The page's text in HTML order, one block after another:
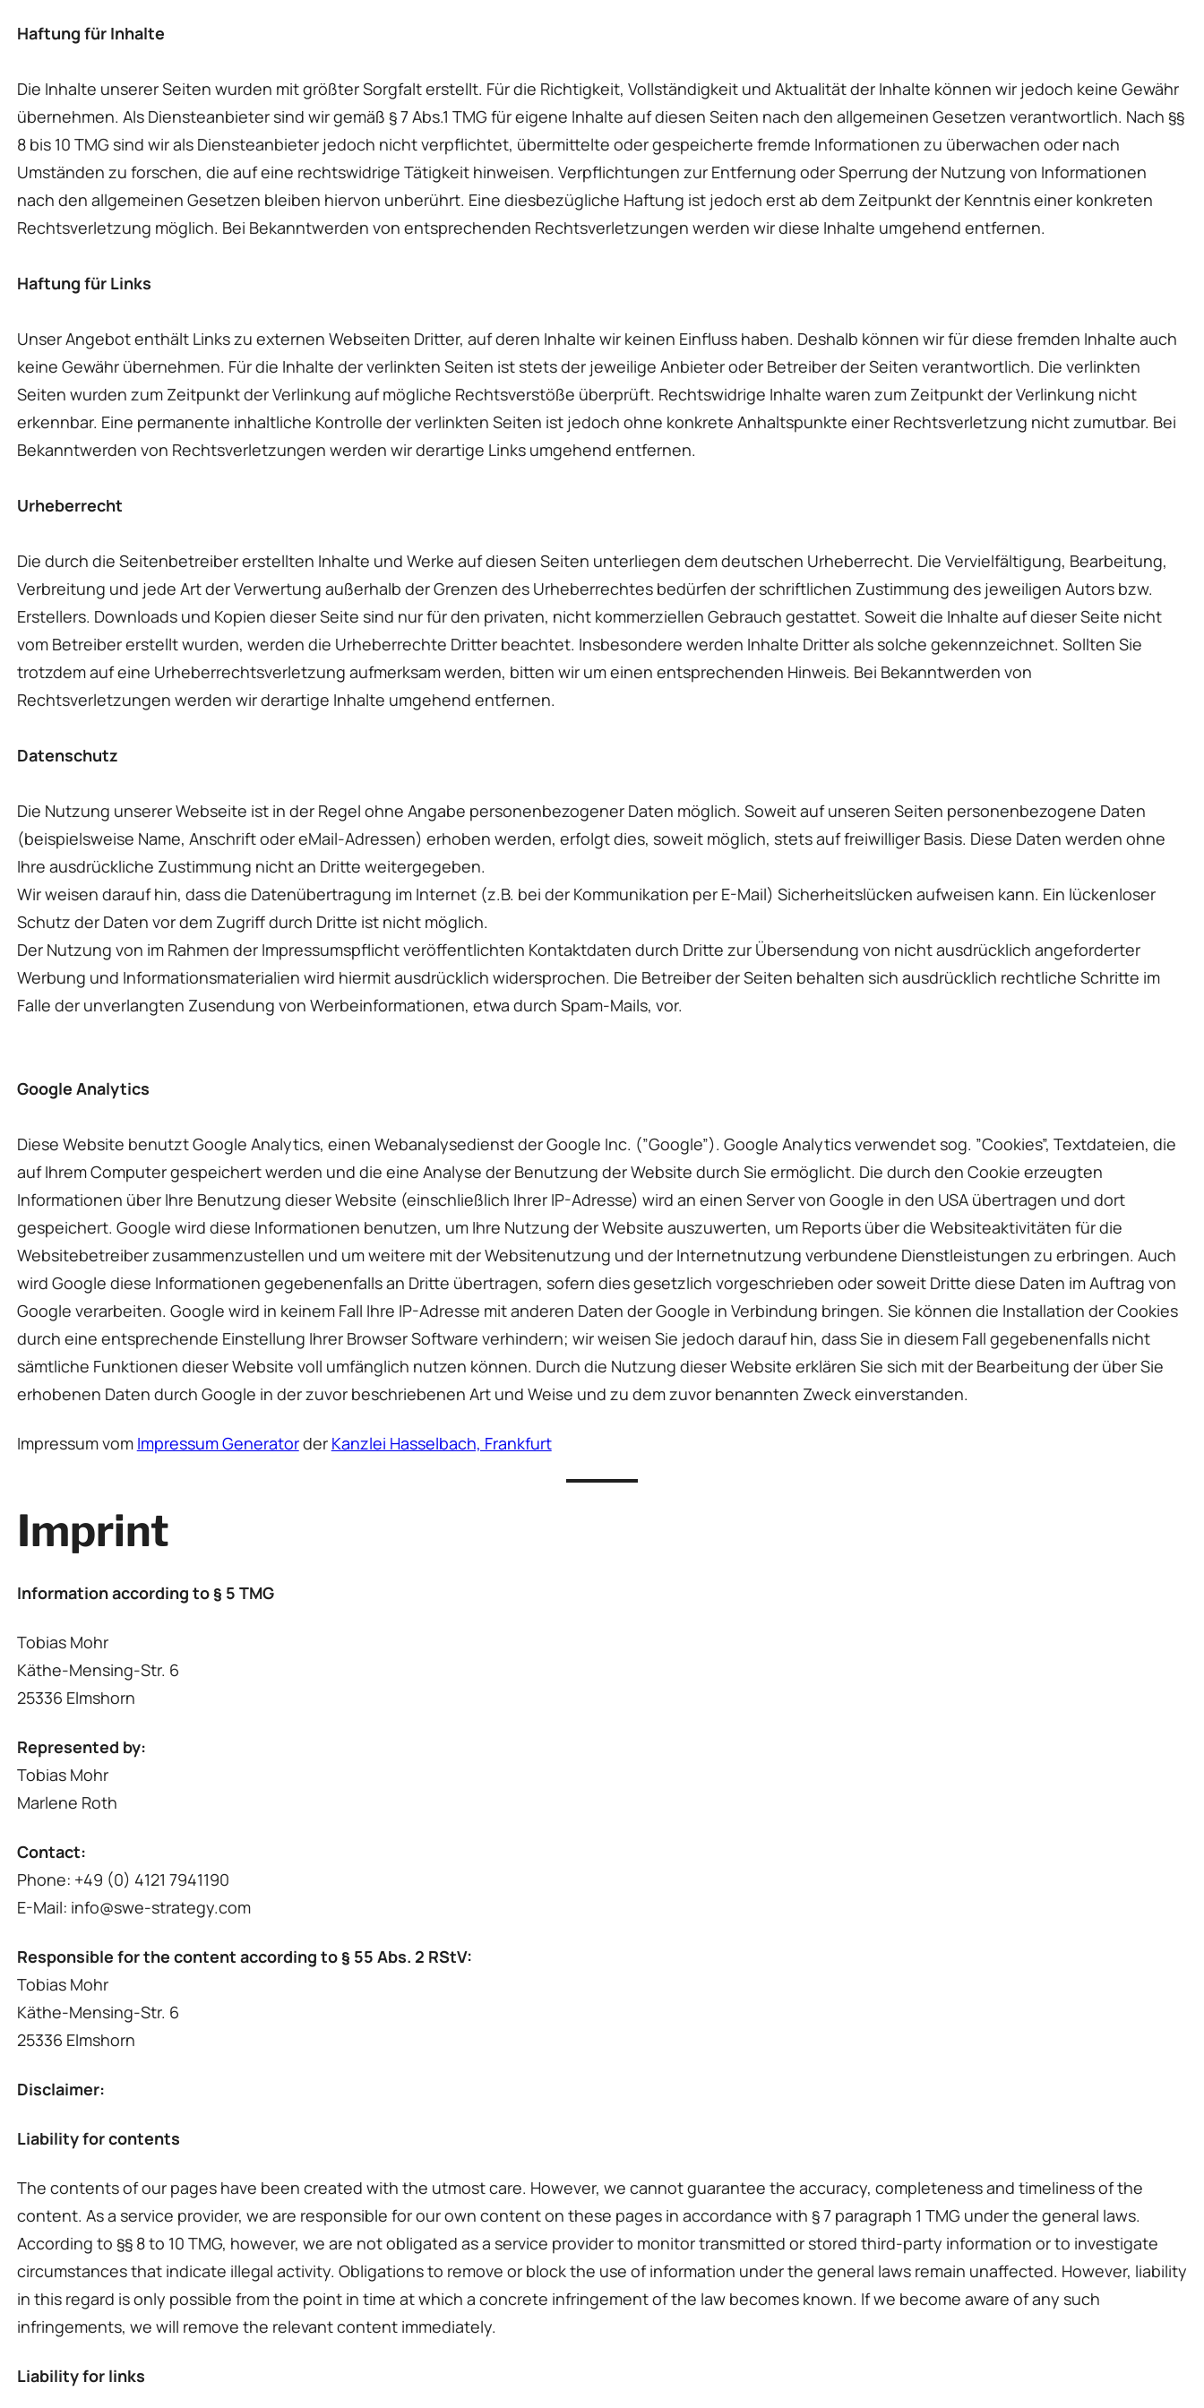
Haftung für Inhalte
Die Inhalte unserer Seiten wurden mit größter Sorgfalt erstellt. Für die Richtigkeit, Vollständigkeit und Aktualität der Inhalte können wir jedoch keine Gewähr
übernehmen. Als Diensteanbieter sind wir gemäß § 7 Abs.1 TMG für eigene Inhalte auf diesen Seiten nach den allgemeinen Gesetzen verantwortlich. Nach §§
8 bis 10 TMG sind wir als Diensteanbieter jedoch nicht verpflichtet, übermittelte oder gespeicherte fremde Informationen zu überwachen oder nach
Umständen zu forschen, die auf eine rechtswidrige Tätigkeit hinweisen. Verpflichtungen zur Entfernung oder Sperrung der Nutzung von Informationen
nach den allgemeinen Gesetzen bleiben hiervon unberührt. Eine diesbezügliche Haftung ist jedoch erst ab dem Zeitpunkt der Kenntnis einer konkreten
Rechtsverletzung möglich. Bei Bekanntwerden von entsprechenden Rechtsverletzungen werden wir diese Inhalte umgehend entfernen.
Haftung für Links
Unser Angebot enthält Links zu externen Webseiten Dritter, auf deren Inhalte wir keinen Einfluss haben. Deshalb können wir für diese fremden Inhalte auch
keine Gewähr übernehmen. Für die Inhalte der verlinkten Seiten ist stets der jeweilige Anbieter oder Betreiber der Seiten verantwortlich. Die verlinkten
Seiten wurden zum Zeitpunkt der Verlinkung auf mögliche Rechtsverstöße überprüft. Rechtswidrige Inhalte waren zum Zeitpunkt der Verlinkung nicht
erkennbar. Eine permanente inhaltliche Kontrolle der verlinkten Seiten ist jedoch ohne konkrete Anhaltspunkte einer Rechtsverletzung nicht zumutbar. Bei
Bekanntwerden von Rechtsverletzungen werden wir derartige Links umgehend entfernen.
Urheberrecht
Die durch die Seitenbetreiber erstellten Inhalte und Werke auf diesen Seiten unterliegen dem deutschen Urheberrecht. Die Vervielfältigung, Bearbeitung,
Verbreitung und jede Art der Verwertung außerhalb der Grenzen des Urheberrechtes bedürfen der schriftlichen Zustimmung des jeweiligen Autors bzw.
Erstellers. Downloads und Kopien dieser Seite sind nur für den privaten, nicht kommerziellen Gebrauch gestattet. Soweit die Inhalte auf dieser Seite nicht
vom Betreiber erstellt wurden, werden die Urheberrechte Dritter beachtet. Insbesondere werden Inhalte Dritter als solche gekennzeichnet. Sollten Sie
trotzdem auf eine Urheberrechtsverletzung aufmerksam werden, bitten wir um einen entsprechenden Hinweis. Bei Bekanntwerden von
Rechtsverletzungen werden wir derartige Inhalte umgehend entfernen.
Datenschutz
Die Nutzung unserer Webseite ist in der Regel ohne Angabe personenbezogener Daten möglich. Soweit auf unseren Seiten personenbezogene Daten
(beispielsweise Name, Anschrift oder eMail-Adressen) erhoben werden, erfolgt dies, soweit möglich, stets auf freiwilliger Basis. Diese Daten werden ohne
Ihre ausdrückliche Zustimmung nicht an Dritte weitergegeben.
Wir weisen darauf hin, dass die Datenübertragung im Internet (z.B. bei der Kommunikation per E-Mail) Sicherheitslücken aufweisen kann. Ein lückenloser
Schutz der Daten vor dem Zugriff durch Dritte ist nicht möglich.
Der Nutzung von im Rahmen der Impressumspflicht veröffentlichten Kontaktdaten durch Dritte zur Übersendung von nicht ausdrücklich angeforderter
Werbung und Informationsmaterialien wird hiermit ausdrücklich widersprochen. Die Betreiber der Seiten behalten sich ausdrücklich rechtliche Schritte im
Falle der unverlangten Zusendung von Werbeinformationen, etwa durch Spam-Mails, vor.
Google Analytics
Diese Website benutzt Google Analytics, einen Webanalysedienst der Google Inc. (”Google”). Google Analytics verwendet sog. ”Cookies”, Textdateien, die
auf Ihrem Computer gespeichert werden und die eine Analyse der Benutzung der Website durch Sie ermöglicht. Die durch den Cookie erzeugten
Informationen über Ihre Benutzung dieser Website (einschließlich Ihrer IP-Adresse) wird an einen Server von Google in den USA übertragen und dort
gespeichert. Google wird diese Informationen benutzen, um Ihre Nutzung der Website auszuwerten, um Reports über die Websiteaktivitäten für die
Websitebetreiber zusammenzustellen und um weitere mit der Websitenutzung und der Internetnutzung verbundene Dienstleistungen zu erbringen. Auch
wird Google diese Informationen gegebenenfalls an Dritte übertragen, sofern dies gesetzlich vorgeschrieben oder soweit Dritte diese Daten im Auftrag von
Google verarbeiten. Google wird in keinem Fall Ihre IP-Adresse mit anderen Daten der Google in Verbindung bringen. Sie können die Installation der Cookies
durch eine entsprechende Einstellung Ihrer Browser Software verhindern; wir weisen Sie jedoch darauf hin, dass Sie in diesem Fall gegebenenfalls nicht
sämtliche Funktionen dieser Website voll umfänglich nutzen können. Durch die Nutzung dieser Website erklären Sie sich mit der Bearbeitung der über Sie
erhobenen Daten durch Google in der zuvor beschriebenen Art und Weise und zu dem zuvor benannten Zweck einverstanden.
Impressum vom Impressum Generatorder Kanzlei Hasselbach, Frankfurt
Imprint
Information according to § 5 TMG
Tobias Mohr
Käthe-Mensing-Str. 6
25336 Elmshorn
Represented by:
Tobias Mohr
Marlene Roth
Contact:
Phone: +49 (0) 4121 7941190
E-Mail: info@swe-strategy.com
Responsible for the content according to § 55 Abs. 2 RStV:
Tobias Mohr
Käthe-Mensing-Str. 6
25336 Elmshorn
Disclaimer:
Liability for contents
The contents of our pages have been created with the utmost care. However, we cannot guarantee the accuracy, completeness and timeliness of the
content. As a service provider, we are responsible for our own content on these pages in accordance with § 7 paragraph 1 TMG under the general laws.
According to §§ 8 to 10 TMG, however, we are not obligated as a service provider to monitor transmitted or stored third-party information or to investigate
circumstances that indicate illegal activity. Obligations to remove or block the use of information under the general laws remain unaffected. However, liability
in this regard is only possible from the point in time at which a concrete infringement of the law becomes known. If we become aware of any such
infringements, we will remove the relevant content immediately.
Liability for links